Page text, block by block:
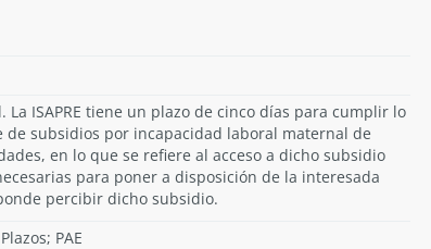
ISAPRE tiene un plazo de cinco días para cumplir lo
subsidios por incapacidad laboral maternal de
en lo que se refiere al acceso a dicho subsidio
para poner a disposición de la interesada
percibir dicho subsidio.
PAE